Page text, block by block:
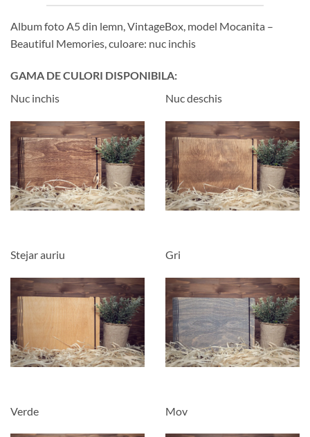
Album foto A5 din lemn, VintageBox, model Mocanita –
Beautiful Memories, culoare: nuc inchis
GAMA DE CULORI DISPONIBILA:
Nuc inchis
Nuc deschis
Stejar auriu Gri
Verde Mov